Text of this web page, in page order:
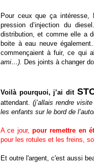
Pour ceux que ça
pression d’injection du
distribution, et comme elle a
boite à eau neuve
commençaient à fuir, ce qui
ami…).
Des joints à changer
Voilà pourquoi, j’ai dit
attendant. (j’allais rendre
les enfants sur le bord de
A ce jour, pour remettre en
pour les rotules et les freins,
Et outre l'argent, c'est aussi